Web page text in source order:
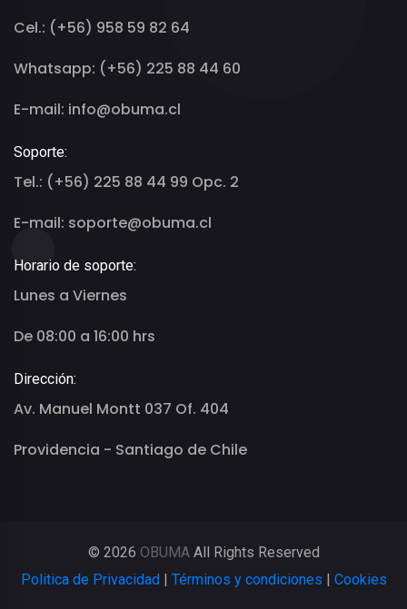
Cel.: (+56) 958 59 82 64
Whatsapp: (+56) 225 88 44 60
E-mail: info@obuma.cl
Soporte:
Tel.: (+56) 225 88 44 99 Opc. 2
E-mail: soporte@obuma.cl
Horario de soporte:
Lunes a Viernes
De 08:00 a 16:00 hrs
Dirección:
Av. Manuel Montt 037 Of. 404
Providencia - Santiago de Chile
© 2026 OBUMA All Rights Reserved
Politica de Privacidad| Términos y condiciones | Cookies